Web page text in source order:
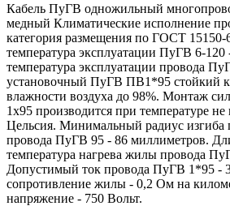
Кабель ПуГВ одножильный
медный Климатические исполнение
категория размещения по ГОСТ
температура эксплуатации ПуГВ 6-
температура эксплуатации провода
установочный ПуГВ ПВ1*95 стойкий к
влажности воздуха до 98%. Монтаж
1х95 производится при температуре
Цельсия. Минимальный радиус изгиба
провода ПуГВ 95 - 86 миллиметров.
температура нагрева жилы провода
Допустимый ток провода ПуГВ 1*95 -
сопротивление жилы - 0,2 Ом на
напряжение - 750 Вольт.